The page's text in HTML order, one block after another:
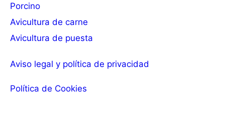
Porcino
Avicultura de carne
Avicultura de puesta
Aviso legal y política de privacidad
Política de Cookies